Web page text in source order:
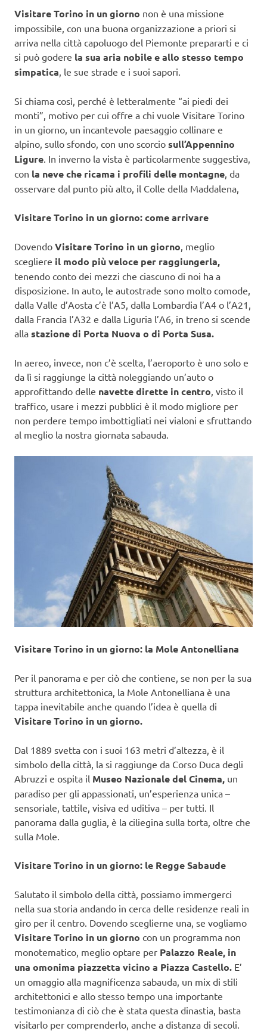
Visitare Torino in un giorno non è una missione
impossibile, con una buona organizzazione a priori si
arriva nella città capoluogo del Piemonte prepararti e ci
si può godere la sua aria nobile e allo stesso tempo
simpatica , le sue strade e i suoi sapori.
Si chiama così, perché è letteralmente “ai piedi dei
monti”, motivo per cui offre a chi vuole Visitare Torino
in un giorno, un incantevole paesaggio collinare e
alpino, sullo sfondo, con uno scorcio sull’Appennino
Ligure . In inverno la vista è particolarmente suggestiva,
con la neve che ricama i profili delle montagne , da
osservare dal punto più alto, il Colle della Maddalena,
Visitare Torino in un giorno: come arrivare
Dovendo Visitare Torino in un giorno , meglio
scegliere il modo più veloce per raggiungerla,
tenendo conto dei mezzi che ciascuno di noi ha a
disposizione. In auto, le autostrade sono molto comode,
dalla Valle d’Aosta c’è l’A5, dalla Lombardia l’A4 o l’A21,
dalla Francia l’A32 e dalla Liguria l’A6, in treno si scende
alla stazione di Porta Nuova o di Porta Susa.
In aereo, invece, non c’è scelta, l’aeroporto è uno solo e
da lì si raggiunge la città noleggiando un’auto o
approfittando delle navette dirette in centro , visto il
traffico, usare i mezzi pubblici è il modo migliore per
non perdere tempo imbottigliati nei vialoni e sfruttando
al meglio la nostra giornata sabauda.
Visitare Torino in un giorno: la Mole Antonelliana
Per il panorama e per ciò che contiene, se non per la sua
struttura architettonica, la Mole Antonelliana è una
tappa inevitabile anche quando l’idea è quella di
Visitare Torino in un giorno.
Dal 1889 svetta con i suoi 163 metri d’altezza, è il
simbolo della città, la si raggiunge da Corso Duca degli
Abruzzi e ospita il Museo Nazionale del Cinema, un
paradiso per gli appassionati, un’esperienza unica –
sensoriale, tattile, visiva ed uditiva – per tutti. Il
panorama dalla guglia, è la ciliegina sulla torta, oltre che
sulla Mole.
Visitare Torino in un giorno: le Regge Sabaude
Salutato il simbolo della città, possiamo immergerci
nella sua storia andando in cerca delle residenze reali in
giro per il centro. Dovendo sceglierne una, se vogliamo
Visitare Torino in un giorno con un programma non
monotematico, meglio optare per Palazzo Reale, in
una omonima piazzetta vicino a Piazza Castello. E’
un omaggio alla magnificenza sabauda, un mix di stili
architettonici e allo stesso tempo una importante
testimonianza di ciò che è stata questa dinastia, basta
visitarlo per comprenderlo, anche a distanza di secoli.